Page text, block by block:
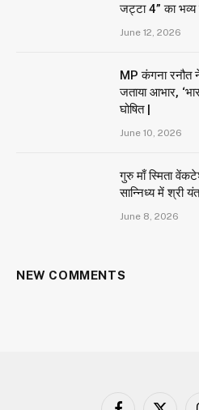
जट्टा 4” का
June 12, 2026
MP कंगना रनौत
जताया आभार,
घोषित |
June 10, 2026
गुरु माँ स्मिता
सान्निध्य में श्री
June 8, 2026
NEW COMMENTS